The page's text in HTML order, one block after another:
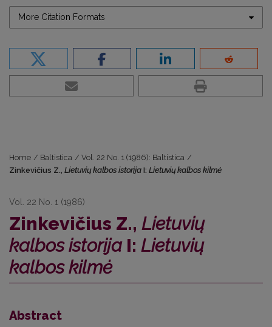
More Citation Formats
Home / Baltistica / Vol. 22 No. 1 (1986): Baltistica /
Zinkevičius Z., Lietuvių kalbos istorija I: Lietuvių kalbos kilmė
Vol. 22 No. 1 (1986)
Zinkevičius Z., Lietuvių
kalbos istorijaI: Lietuvių
kalbos kilmė
Abstract